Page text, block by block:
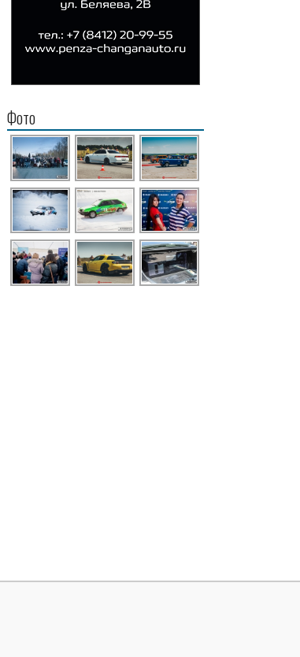
Фото